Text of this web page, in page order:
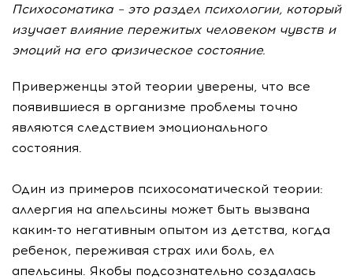
Психосоматика – это раздел психологии, который
изучает влияние пережитых человеком чувств и
эмоций на его физическое состояние.
Приверженцы этой теории уверены, что все
появившиеся в организме проблемы точно
являются следствием эмоционального
состояния.
Один из примеров психосоматической теории:
аллергия на апельсины может быть вызвана
каким-то негативным опытом из детства, когда
ребенок, переживая страх или боль, ел
апельсины. Якобы подсознательно создалась